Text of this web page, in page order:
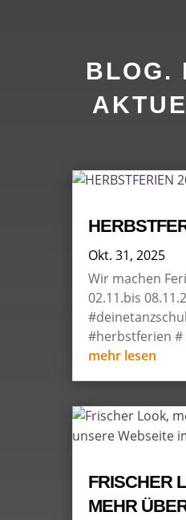
BLOG.
Okt. 31, 2025
Wir machen
02.11.bis
#herbstferien #
mehr lesen
FRISCHER
MEHR